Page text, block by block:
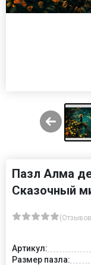
Пазл Алма
Сказочный
Артикул:
Размер пазла: